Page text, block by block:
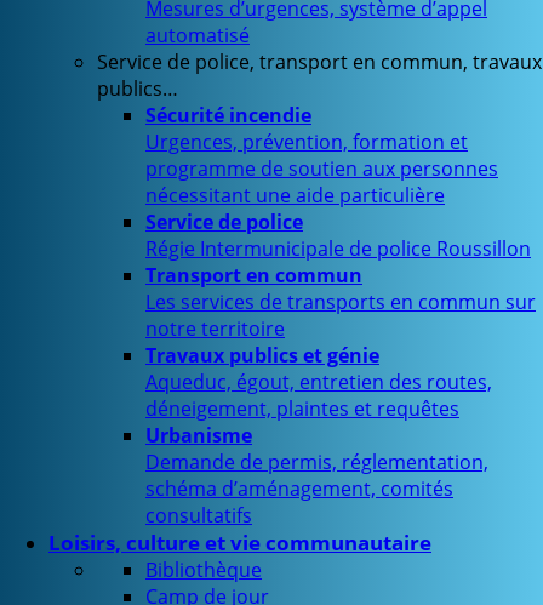
Mesures d’urgences, système d’appel
automatisé
Service de police, transport en commun, travaux
publics…
Sécurité incendie
Urgences, prévention, formation et
programme de soutien aux personnes
nécessitant une aide particulière
Service de police
Régie Intermunicipale de police Roussillon
Transport en commun
Les services de transports en commun sur
notre territoire
Travaux publics et génie
Aqueduc, égout, entretien des routes,
déneigement, plaintes et requêtes
Urbanisme
Demande de permis, réglementation,
schéma d’aménagement, comités
consultatifs
Loisirs, culture et vie communautaire
Bibliothèque
Camp de jour